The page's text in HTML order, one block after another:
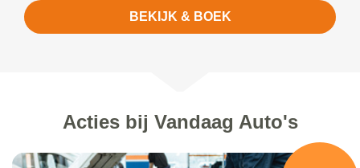
BEKIJK & BOEK
Acties bij Vandaag Auto's